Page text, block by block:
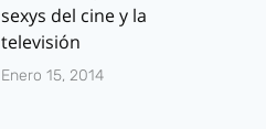
sexys del cine y la
televisión
Enero 15, 2014